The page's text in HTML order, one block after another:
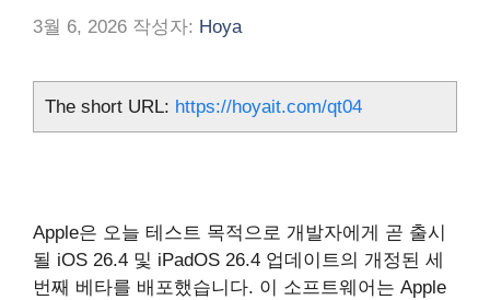
3월 6, 2026 작성자: Hoya
The short URL: https://hoyait.com/qt04
Apple은 오늘 테스트 목적으로 개발자에게 곧 출시
될 iOS 26.4 및 iPadOS 26.4 업데이트의 개정된 세
번째 베타를 배포했습니다. 이 소프트웨어는 Apple